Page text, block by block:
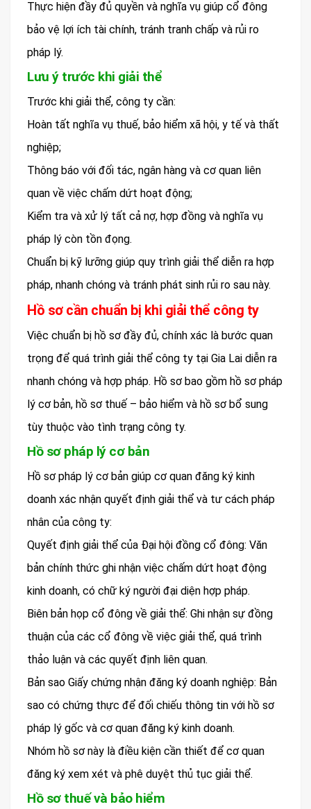
Thực hiện đầy đủ quyền và nghĩa vụ giúp cổ đông
bảo vệ lợi ích tài chính, tránh tranh chấp và rủi ro
pháp lý.
Lưu ý trước khi giải thể
Trước khi giải thể, công ty cần:
Hoàn tất nghĩa vụ thuế, bảo hiểm xã hội, y tế và thất
nghiệp;
Thông báo với đối tác, ngân hàng và cơ quan liên
quan về việc chấm dứt hoạt động;
Kiểm tra và xử lý tất cả nợ, hợp đồng và nghĩa vụ
pháp lý còn tồn đọng.
Chuẩn bị kỹ lưỡng giúp quy trình giải thể diễn ra hợp
pháp, nhanh chóng và tránh phát sinh rủi ro sau này.
Hồ sơ cần chuẩn bị khi giải thể công ty
Việc chuẩn bị hồ sơ đầy đủ, chính xác là bước quan
trọng để quá trình giải thể công ty tại Gia Lai diễn ra
nhanh chóng và hợp pháp. Hồ sơ bao gồm hồ sơ pháp
lý cơ bản, hồ sơ thuế – bảo hiểm và hồ sơ bổ sung
tùy thuộc vào tình trạng công ty.
Hồ sơ pháp lý cơ bản
Hồ sơ pháp lý cơ bản giúp cơ quan đăng ký kinh
doanh xác nhận quyết định giải thể và tư cách pháp
nhân của công ty:
Quyết định giải thể của Đại hội đồng cổ đông: Văn
bản chính thức ghi nhận việc chấm dứt hoạt động
kinh doanh, có chữ ký người đại diện hợp pháp.
Biên bản họp cổ đông về giải thể: Ghi nhận sự đồng
thuận của các cổ đông về việc giải thể, quá trình
thảo luận và các quyết định liên quan.
Bản sao Giấy chứng nhận đăng ký doanh nghiệp: Bản
sao có chứng thực để đối chiếu thông tin với hồ sơ
pháp lý gốc và cơ quan đăng ký kinh doanh.
Nhóm hồ sơ này là điều kiện cần thiết để cơ quan
đăng ký xem xét và phê duyệt thủ tục giải thể.
Hồ sơ thuế và bảo hiểm